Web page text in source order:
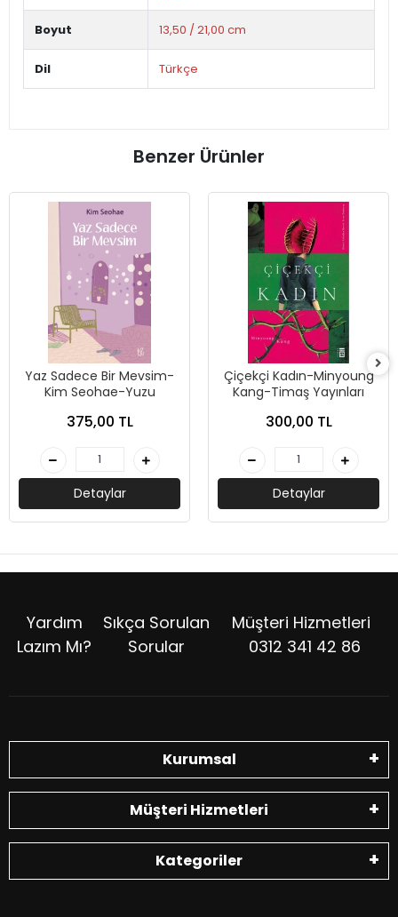
Boyut 13,50 / 21,00 cm
Dil Türkçe
Benzer Ürünler
Yaz Sadece Bir Mevsim-
Kim Seohae-Yuzu
375,00 TL
Detaylar
Çiçekçi Kadın-Minyoung
Kang-Timaş Yayınları
300,00 TL
Detaylar
Yardım
Lazım Mı?
Sıkça Sorulan
Sorular
Müşteri Hizmetleri
0312 341 42 86
Kurumsal
Müşteri Hizmetleri
Kategoriler